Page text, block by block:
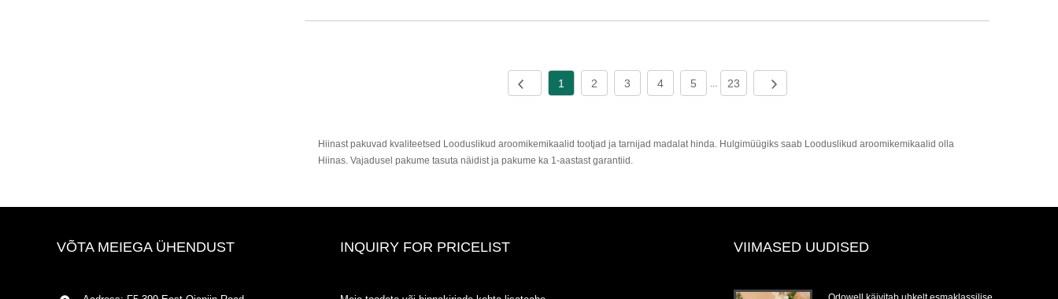
1 2 3 4 5 ... 23
Hiinast pakuvad kvaliteetsed Looduslikud aroomikemikaalid tootjad ja tarnijad madalat hinda. Hulgimüügiks saab Looduslikud aroomikemikaalid olla
Hiinas. Vajadusel pakume tasuta näidist ja pakume ka 1-aastast garantiid.
VÕTA MEIEGA ÜHENDUST INQUIRY FOR PRICELIST VIIMASED UUDISED